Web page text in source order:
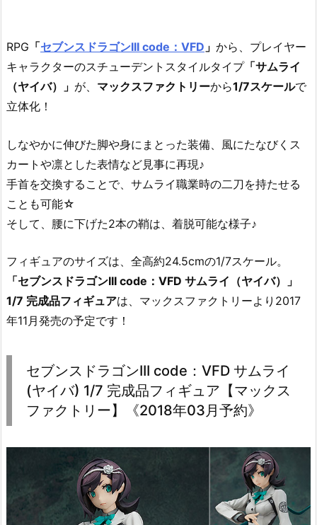
RPG 「セブンスドラゴンIII code：VFD 」 から、プレイヤー
キャラクターのスチューデントスタイルタイプ「サムライ
（ヤイバ）」 が、 マックスファクトリーから1/7スケールで
立体化！
しなやかに伸びた脚や身にまとった装備、風にたなびくス
カートや凛とした表情など見事に再現♪
手首を交換することで、サムライ職業時の二刀を持たせる
ことも可能☆
そして、腰に下げた2本の鞘は、着脱可能な様子♪
フィギュアのサイズは、全高約24.5cmの1/7スケール。
「セブンスドラゴンIII code：VFD サムライ（ヤイバ）」
1/7 完成品フィギュアは、マックスファクトリーより2017
年11月発売の予定です！
セブンスドラゴンIII code：VFD サムライ
(ヤイバ) 1/7 完成品フィギュア【マックス
ファクトリー】《2018年03月予約》